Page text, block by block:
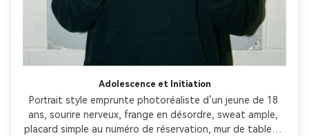
Adolescence et Initiation
Portrait style emprunte photoréaliste d’un jeune de 18
ans, sourire nerveux, frange en désordre, sweat ample,
placard simple au numéro de réservation, mur de tableau